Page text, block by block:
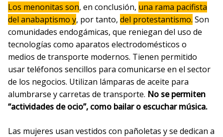
Los menonitas son, en conclusión, una rama pacifista
del anabaptismo y, por tanto, del protestantismo. Son
comunidades endogámicas, que reniegan del uso de
tecnologías como aparatos electrodomésticos o
medios de transporte modernos. Tienen permitido
usar teléfonos sencillos para comunicarse en el sector
de los negocios. Utilizan lámparas de aceite para
alumbrarse y carretas de transporte. No se permiten
“actividades de ocio”, como bailar o escuchar música.
Las mujeres usan vestidos con pañoletas y se dedican a